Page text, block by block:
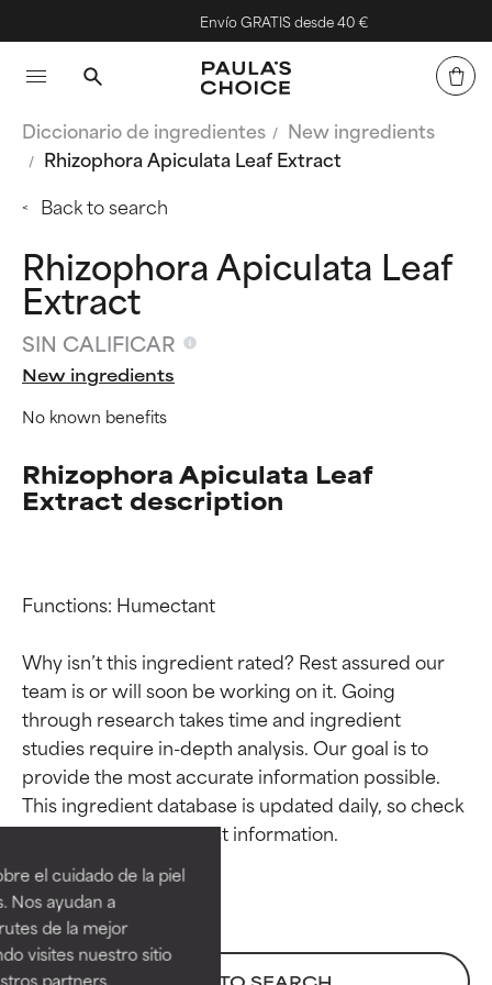
el cuidado de la piel
Nos ayudan a
de la mejor
visites nuestro sitio
partners,
Envío GRATIS desde 40 €
Diccionario de ingredientes
New ingredients
Rhizophora Apiculata Leaf Extract
Back to search
Rhizophora Apiculata Leaf
Extract
SIN CALIFICAR
New ingredients
No known benefits
Rhizophora Apiculata Leaf
Extract description
Functions: Humectant
Why isn’t this ingredient rated? Rest assured our
team is or will soon be working on it. Going
through research takes time and ingredient
studies require in-depth analysis. Our goal is to
provide the most accurate information possible.
This ingredient database is updated daily, so check
Calificaciones de
ingredientes
EXCELENTE
Ingrediente sobresaliente con
beneficios reales para la piel. Su
eficacia está demostrada y
Calificaciones de
ingredientes
EXCELENTE
Ingrediente sobresaliente con
beneficios reales para la piel. Su
eficacia está demostrada y